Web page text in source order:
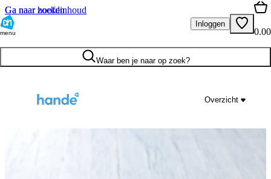
Ga naar hoofdinhoud
Ga naar zoeken
menu
Inloggen
0.00
Waar ben je naar op zoek?
Overzicht